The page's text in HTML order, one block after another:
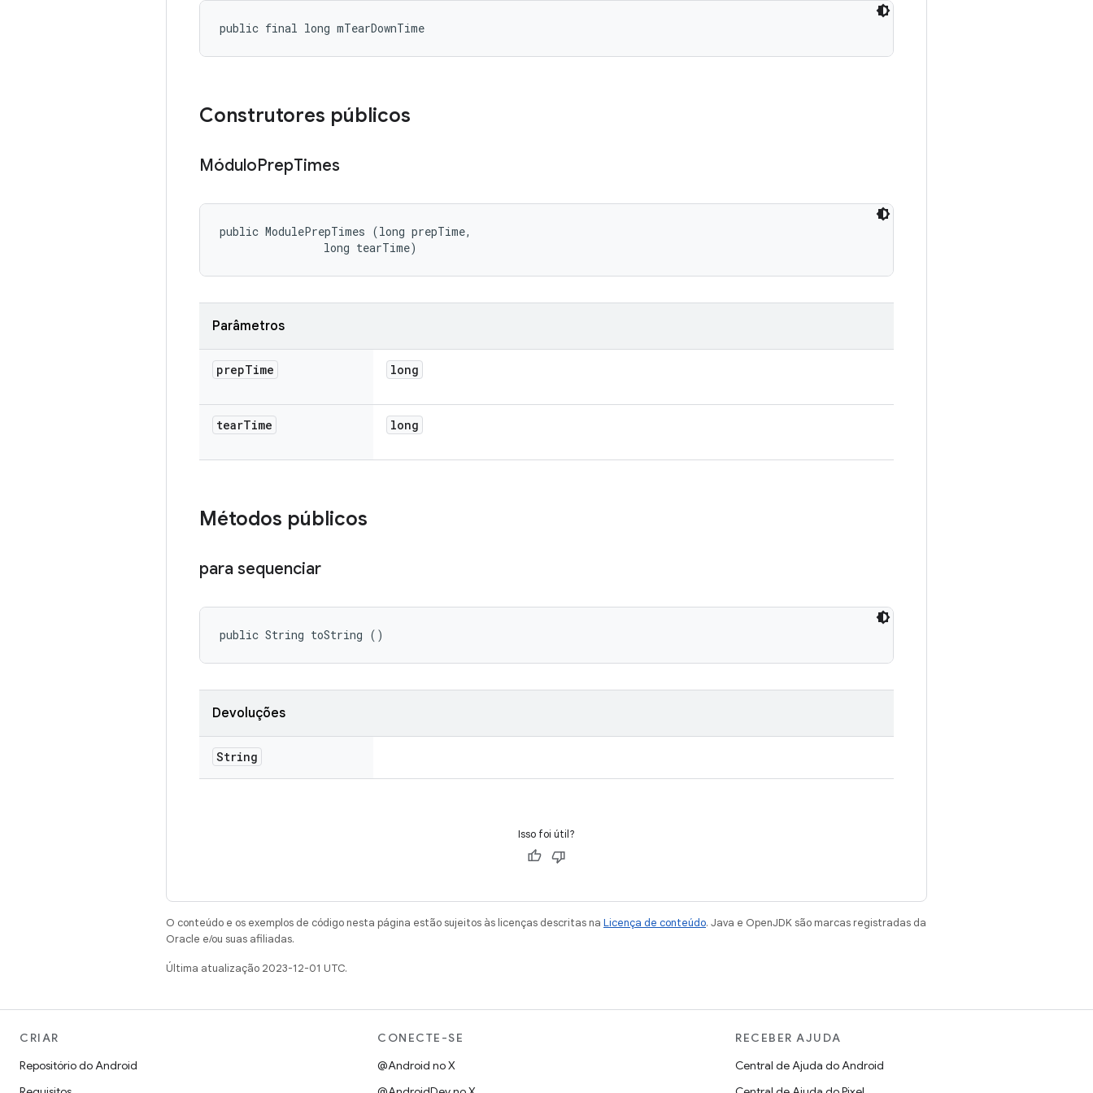
public final long mTearDownTime
Construtores públicos
MóduloPrepTimes
public ModulePrepTimes (long prepTime,
                long tearTime)
Parâmetros
prepTime long
tearTime long
Métodos públicos
para sequenciar
public String toString ()
Devoluções
String
Isso foi útil?
O conteúdo e os exemplos de código nesta página estão sujeitos às licenças descritas na Licença de conteúdo. Java e OpenJDK são marcas registradas da
Oracle e/ou suas afiliadas.
Última atualização 2023-12-01 UTC.
CRIAR
Repositório do Android
CONECTE-SE
@Android no X
RECEBER AJUDA
Central de Ajuda do Android